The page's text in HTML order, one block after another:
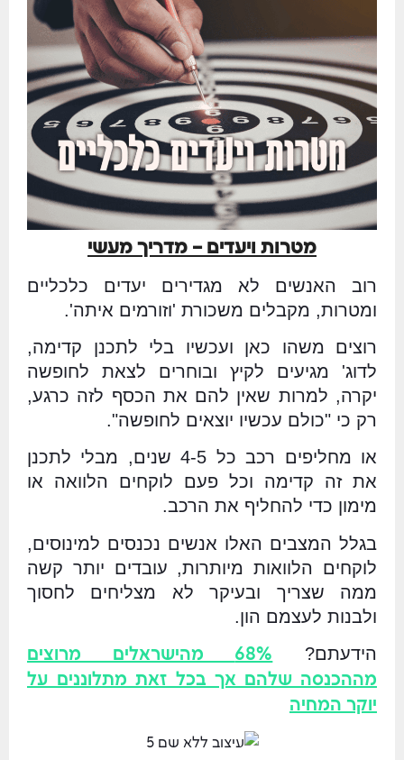
מטרות ויעדים – מדריך מעשי
רוב האנשים לא מגדירים יעדים כלכליים
ומטרות, מקבלים משכורת 'וזורמים איתה'.
רוצים משהו כאן ועכשיו בלי לתכנן קדימה,
לדוג' מגיעים לקיץ ובוחרים לצאת לחופשה
יקרה, למרות שאין להם את הכסף לזה כרגע,
רק כי "כולם עכשיו יוצאים לחופשה".
או מחליפים רכב כל 4-5 שנים, מבלי לתכנן
את זה קדימה וכל פעם לוקחים הלוואה או
מימון כדי להחליף את הרכב.
בגלל המצבים האלו אנשים נכנסים למינוסים,
לוקחים הלוואות מיותרות, עובדים יותר קשה
ממה שצריך ובעיקר לא מצליחים לחסוך
ולבנות לעצמם הון.
הידעתם?
68% מהישראלים מרוצים
מההכנסה שלהם אך בכל זאת מתלוננים על
יוקר המחיה